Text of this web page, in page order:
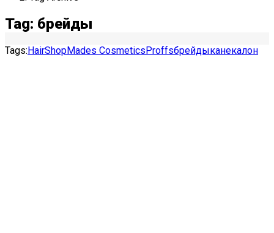
Tag: брейды
Tags:HairShopMades CosmeticsProffsбрейдыканекалон